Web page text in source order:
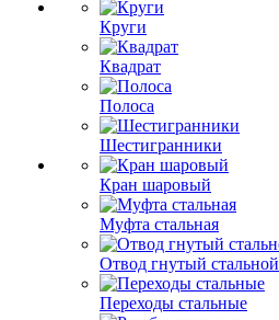
Круги
Квадрат
Полоса
Шестигранники
Кран шаровый
Муфта стальная
Отвод гнутый стальной
Переходы стальные